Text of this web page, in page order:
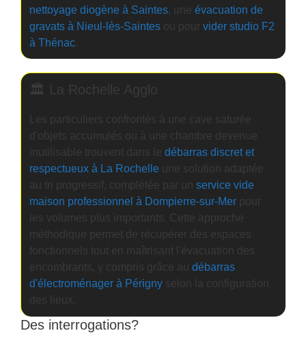
nettoyage diogène à Saintes, une évacuation de
gravats à Nieul-lès-Saintesou pour vider studio F2
à Thénac.
🏛️ La Rochelle Agglo
Les particuliers confrontés à une cave saturée
d'objets accumulés ou à une chambre devenue
inutilisable trouvent dans le débarras discret et
respectueux à La Rochelleune solution adaptée
au tri progressif, complétée par un service vide
maison professionnel à Dompierre-sur-Merpour
les volumes plus importants. Cette approche
méthodique permet de récupérer des espaces
fonctionnels tout en maîtrisant l'évacuation des
encombrants, y compris grâce au débarras
d'électroménager à Pérignyselon la configuration
des lieux.
Des interrogations?